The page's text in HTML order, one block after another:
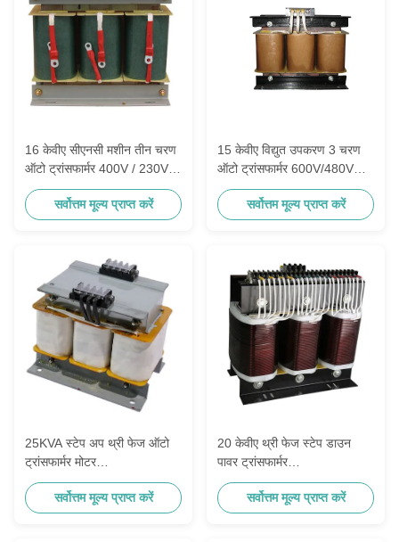
16 केवीए सीएनसी मशीन तीन चरण
ऑटो ट्रांसफार्मर 400V / 230V
एनईएमए 1 संलग्नक
सर्वोत्तम मूल्य प्राप्त करें
15 केवीए विद्युत उपकरण 3 चरण
ऑटो ट्रांसफार्मर 600V/480V
240Y/139V
सर्वोत्तम मूल्य प्राप्त करें
25KVA स्टेप अप थ्री फेज ऑटो
ट्रांसफार्मर मोटर
100V/95V/90V/80V
सर्वोत्तम मूल्य प्राप्त करें
20 केवीए थ्री फेज स्टेप डाउन
पावर ट्रांसफार्मर
480V/220V/208V/120V/110V
सर्वोत्तम मूल्य प्राप्त करें